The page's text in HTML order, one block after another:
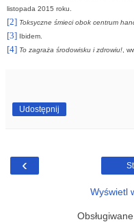
listopada 2015 roku.
[2] Toksyczne śmieci obok centrum
[3] Ibidem.
[4] To zagraża środowisku i zdrowiu! ,
Udostępnij
‹
Wyświetl